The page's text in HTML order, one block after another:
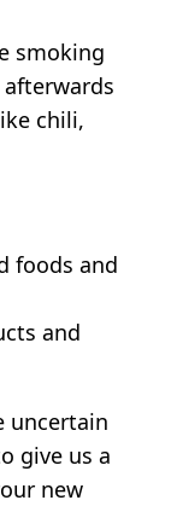
smoking
chili,
foods and
and
uncertain
give us a
new